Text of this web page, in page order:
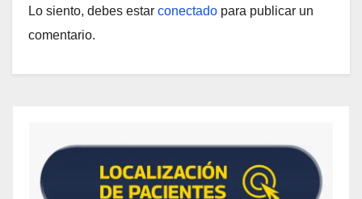
Lo siento, debes estar conectado para publicar un
comentario.